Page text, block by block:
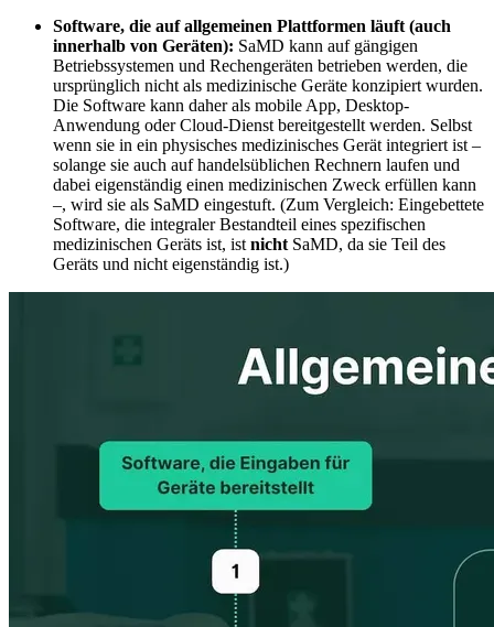
Software, die auf allgemeinen Plattformen läuft (auch
innerhalb von Geräten): SaMD kann auf gängigen
Betriebssystemen und Rechengeräten betrieben werden, die
ursprünglich nicht als medizinische Geräte konzipiert wurden.
Die Software kann daher als mobile App, Desktop-
Anwendung oder Cloud-Dienst bereitgestellt werden. Selbst
wenn sie in ein physisches medizinisches Gerät integriert ist –
solange sie auch auf handelsüblichen Rechnern laufen und
dabei eigenständig einen medizinischen Zweck erfüllen kann
–, wird sie als SaMD eingestuft. (Zum Vergleich: Eingebettete
Software, die integraler Bestandteil eines spezifischen
medizinischen Geräts ist, ist nicht SaMD, da sie Teil des
Geräts und nicht eigenständig ist.)